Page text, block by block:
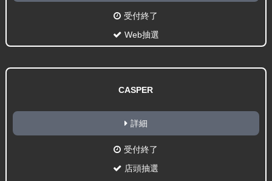
受付終了
Web抽選
CASPER
詳細
受付終了
店頭抽選